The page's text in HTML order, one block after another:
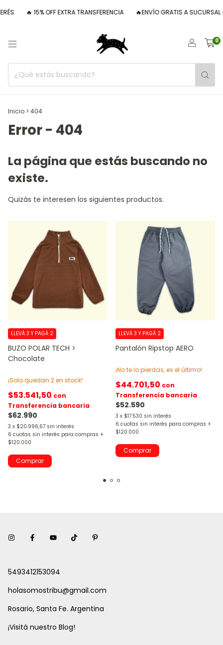
🔥 15% OFF EXTRA TRANSFERENCIA 🔥ENVÍO GRATIS A
0
Inicio > 404
Error - 404
La página que estás buscando no
existe.
Quizás te interesen los siguientes productos.
BUZO POLAR TECH >
Chocolate
$62.990
3 x $20.996,67 sin interés
LLEVÁ 3 Y PAGÁ 2
$53.541,50 con
Transferencia bancaria
¡Solo quedan 2en stock!
Comprar
Pantalón Ripstop AERO
$52.590
3 x $17.530 sin interés
LLEVÁ 3 Y PAGÁ 2
$44.701,50 con
Transferencia bancaria
¡No te lo pierdas, es el último!
Comprar
5493412153094
holasomostribu@gmail.com
Rosario, Santa Fe. Argentina
¡Visitá nuestro Blog!